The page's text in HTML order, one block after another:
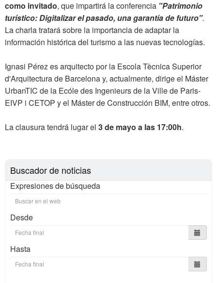
como invitado, que impartirá la conferencia "Patrimonio
turístico: Digitalizar el pasado, una garantía de futuro".
La charla tratará sobre la importancia de adaptar la
información histórica del turismo a las nuevas tecnologías.
Ignasi Pérez es arquitecto por la Escola Tècnica Superior
d'Arquitectura de Barcelona y, actualmente, dirige el Máster
UrbanTIC de la Ecóle des Ingenieurs de la Ville de Paris-
EIVP i CETOP y el Máster de Construcción BIM, entre otros.
La clausura tendrá lugar el 3 de mayo a las 17:00h.
Buscador de noticias
Expresiones de búsqueda
Desde
Hasta